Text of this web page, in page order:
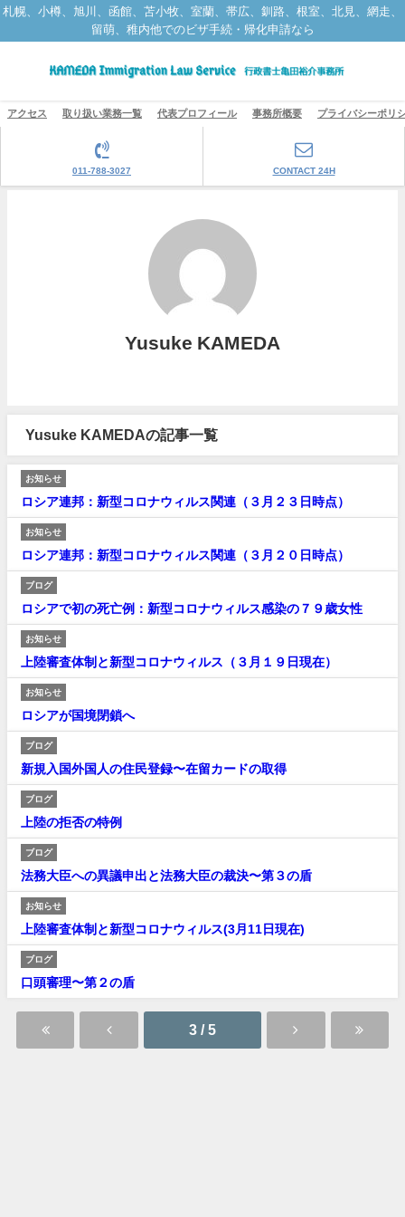
札幌、小樽、旭川、函館、苫小牧、室蘭、帯広、釧路、根室、北見、網走、
留萌、稚内他でのビザ手続・帰化申請なら
アクセス 取り扱い業務一覧 代表プロフィール 事務所概要 プライバシーポリ
011-788-3027 CONTACT 24H
Yusuke KAMEDA
Yusuke KAMEDAの記事一覧
お知らせ
ロシア連邦：新型コロナウィルス関連（３月２３日時点）
お知らせ
ロシア連邦：新型コロナウィルス関連（３月２０日時点）
ブログ
ロシアで初の死亡例：新型コロナウィルス感染の７９歳女性
お知らせ
上陸審査体制と新型コロナウィルス（３月１９日現在）
お知らせ
ロシアが国境閉鎖へ
ブログ
新規入国外国人の住民登録〜在留カードの取得
ブログ
上陸の拒否の特例
ブログ
法務大臣への異議申出と法務大臣の裁決〜第３の盾
お知らせ
上陸審査体制と新型コロナウィルス(3月11日現在)
ブログ
口頭審理〜第２の盾
3 / 5